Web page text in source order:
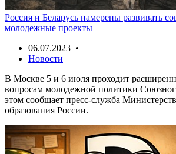
Россия и Беларусь намерены развивать
молодежные проекты
06.07.2023 •
Новости
В Москве 5 и 6 июля проходит
вопросам молодежной политики
этом сообщает пресс-служба
образования России.